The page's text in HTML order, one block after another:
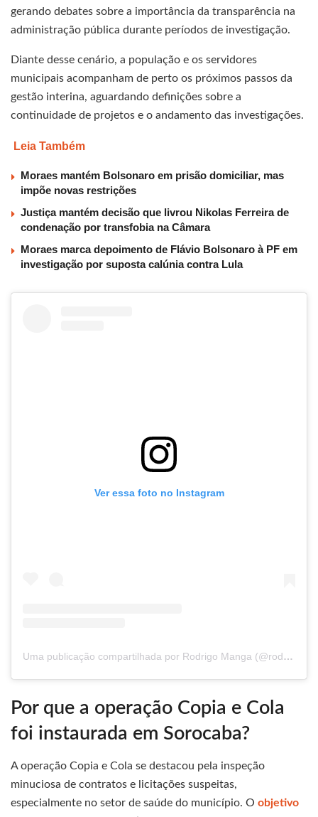
gerando debates sobre a importância da transparência na
administração pública durante períodos de investigação.
Diante desse cenário, a população e os servidores
municipais acompanham de perto os próximos passos da
gestão interina, aguardando definições sobre a
continuidade de projetos e o andamento das investigações.
Leia Também
Moraes mantém Bolsonaro em prisão domiciliar, mas
impõe novas restrições
Justiça mantém decisão que livrou Nikolas Ferreira de
condenação por transfobia na Câmara
Moraes marca depoimento de Flávio Bolsonaro à PF em
investigação por suposta calúnia contra Lula
Ver essa foto no Instagram
Uma publicação compartilhada por Rodrigo Manga (@rodrigomangaoficial)
Por que a operação Copia e Cola
foi instaurada em Sorocaba?
A operação Copia e Cola se destacou pela inspeção
minuciosa de contratos e licitações suspeitas,
especialmente no setor de saúde do município. O objetivo